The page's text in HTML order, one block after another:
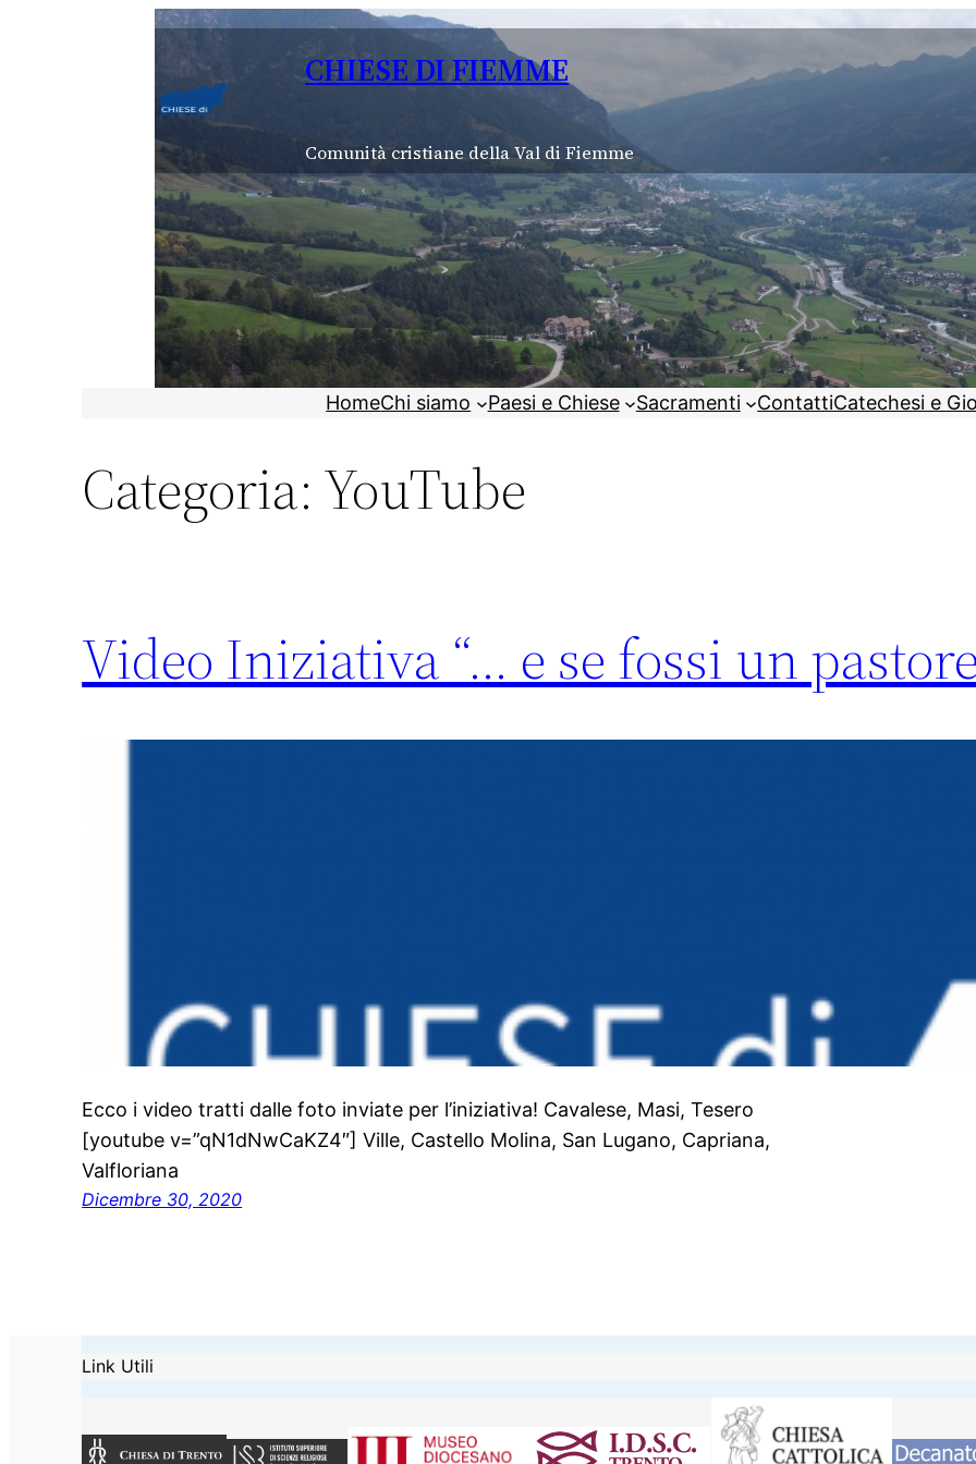
CHIESE DI FIEMME
Comunità cristiane della Val di Fiemme
HomeChi siamo Paesi e Chiese Sacramenti ContattiCatechesi e
Categoria: YouTube
Video Iniziativa “… e se fossi un
Ecco i video tratti dalle foto inviate per l’iniziativa! Cavalese, Masi, Tesero
[youtube v=”qN1dNwCaKZ4″] Ville, Castello Molina, San Lugano, Capriana,
Valfloriana
Dicembre 30, 2020
Link Utili